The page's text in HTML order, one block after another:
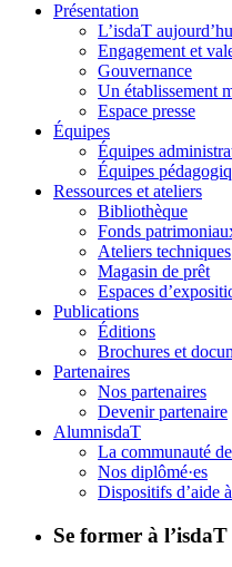
Présentation
L’isdaT
Engagement et
Gouvernance
Un établissement
Espace presse
Équipes
Équipes
Équipes
Ressources et ateliers
Bibliothèque
Fonds
Ateliers techniques
Magasin de prêt
Espaces
Publications
Éditions
Brochures et
Partenaires
Nos partenaires
Devenir partenaire
AlumnisdaT
La communauté
Nos diplômé·es
Dispositifs d’aide
Se former à l’isdaT